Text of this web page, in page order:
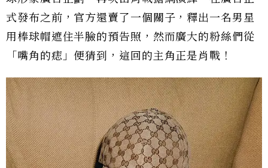
式發布之前，官方還賣了一個關子，釋出一名男星
用棒球帽遮住半臉的預告照，然而廣大的粉絲們從
「嘴角的痣」便猜到，這回的主角正是肖戰！